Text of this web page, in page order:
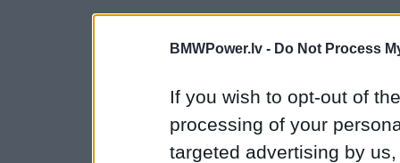
BMWPower.lv - Do Not Process
If you wish to opt-out of
processing of your
targeted advertising by